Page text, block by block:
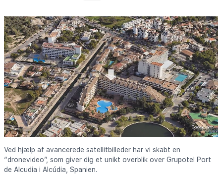
Ved hjælp af avancerede satellitbilleder har vi skabt en
“dronevideo”, som giver dig et unikt overblik over Grupotel Port
de Alcudia i Alcúdia, Spanien.